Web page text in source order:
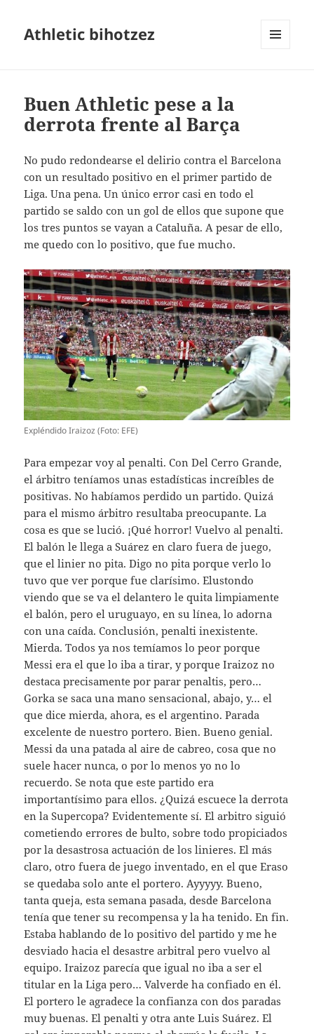
Athletic bihotzez
Buen Athletic pese a la
derrota frente al Barça
No pudo redondearse el delirio contra el Barcelona
con un resultado positivo en el primer partido de
Liga. Una pena. Un único error casi en todo el
partido se saldo con un gol de ellos que supone que
los tres puntos se vayan a Cataluña. A pesar de ello,
me quedo con lo positivo, que fue mucho.
Expléndido Iraizoz (Foto: EFE)
Para empezar voy al penalti. Con Del Cerro Grande,
el árbitro teníamos unas estadísticas increíbles de
positivas. No habíamos perdido un partido. Quizá
para el mismo árbitro resultaba preocupante. La
cosa es que se lució. ¡Qué horror! Vuelvo al penalti.
El balón le llega a Suárez en claro fuera de juego,
que el linier no pita. Digo no pita porque verlo lo
tuvo que ver porque fue clarísimo. Elustondo
viendo que se va el delantero le quita limpiamente
el balón, pero el uruguayo, en su línea, lo adorna
con una caída. Conclusión, penalti inexistente.
Mierda. Todos ya nos temíamos lo peor porque
Messi era el que lo iba a tirar, y porque Iraizoz no
destaca precisamente por parar penaltis, pero…
Gorka se saca una mano sensacional, abajo, y… el
que dice mierda, ahora, es el argentino. Parada
excelente de nuestro portero. Bien. Bueno genial.
Messi da una patada al aire de cabreo, cosa que no
suele hacer nunca, o por lo menos yo no lo
recuerdo. Se nota que este partido era
importantísimo para ellos. ¿Quizá escuece la derrota
en la Supercopa? Evidentemente sí. El arbitro siguió
cometiendo errores de bulto, sobre todo propiciados
por la desastrosa actuación de los linieres. El más
claro, otro fuera de juego inventado, en el que Eraso
se quedaba solo ante el portero. Ayyyyy. Bueno,
tanta queja, esta semana pasada, desde Barcelona
tenía que tener su recompensa y la ha tenido. En fin.
Estaba hablando de lo positivo del partido y me he
desviado hacia el desastre arbitral pero vuelvo al
equipo. Iraizoz parecía que igual no iba a ser el
titular en la Liga pero… Valverde ha confiado en él.
El portero le agradece la confianza con dos paradas
muy buenas. El penalti y otra ante Luis Suárez. El